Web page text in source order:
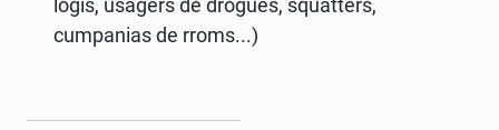
logis, usagers de drogues, squatters,
cumpanias de rroms...)